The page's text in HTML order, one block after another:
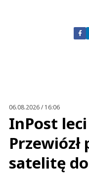
Nie
06.08.2026 / 16:06
InPost
satelitę do